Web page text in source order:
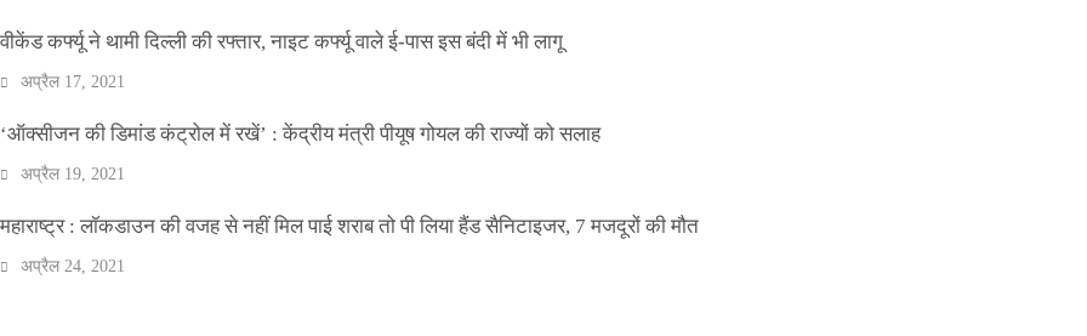
वीकेंड कर्फ्यू ने थामी दिल्ली की रफ्तार, नाइट कर्फ्यू वाले ई-पास इस बंदी में भी लागू
अप्रैल 17, 2021
‘ऑक्सीजन की डिमांड कंट्रोल में रखें’ : केंद्रीय मंत्री पीयूष गोयल की राज्यों को सलाह
अप्रैल 19, 2021
महाराष्ट्र : लॉकडाउन की वजह से नहीं मिल पाई शराब तो पी लिया हैंड सैनिटाइजर, 7 मजदूरों की मौत
अप्रैल 24, 2021